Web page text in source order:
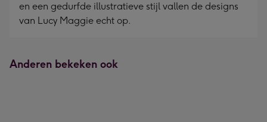
en een gedurfde illustratieve stijl vallen de designs
van Lucy Maggie echt op.
Anderen bekeken ook